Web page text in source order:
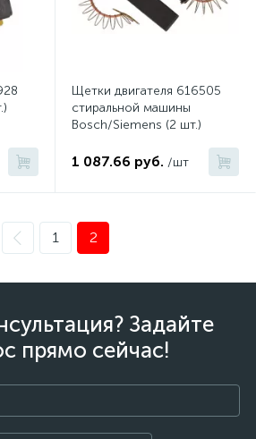
Щетки двигателя 616505
стиральной машины
Bosch/Siemens (2 шт.)
1 087.66 руб. /шт
1 2
Задайте
прямо сейчас!